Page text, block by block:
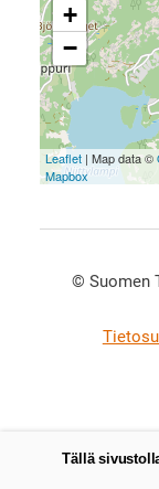
+
−
Leaflet| Map data ©
Mapbox
© Suomen
Tällä